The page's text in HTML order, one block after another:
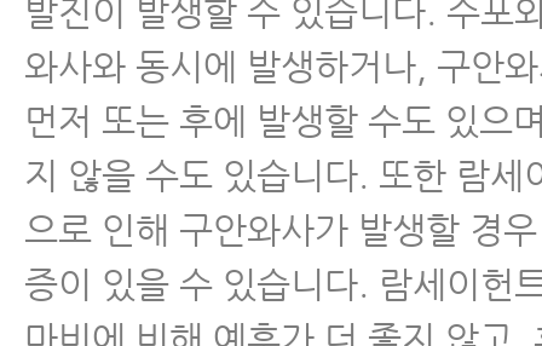
발진이 발생할 수 있습니다. 수포
와사와 동시에 발생하거나, 구안
먼저 또는 후에 발생할 수도 있으
지 않을 수도 있습니다. 또한 람세
으로 인해 구안와사가 발생할 경
증이 있을 수 있습니다. 람세이헌
마비에 비해 예후가 더 좋지 않고,